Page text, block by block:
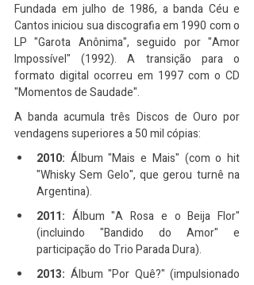
Fundada em julho de 1986, a banda Céu e
Cantos iniciou sua discografia em 1990 com o
LP "Garota Anônima", seguido por "Amor
Impossível" (1992). A transição para o
formato digital ocorreu em 1997 com o CD
"Momentos de Saudade".
A banda acumula três Discos de Ouro por
vendagens superiores a 50 mil cópias:
2010: Álbum "Mais e Mais" (com o hit
"Whisky Sem Gelo", que gerou turnê na
Argentina).
2011: Álbum "A Rosa e o Beija Flor"
(incluindo "Bandido do Amor" e
participação do Trio Parada Dura).
2013: Álbum "Por Quê?" (impulsionado